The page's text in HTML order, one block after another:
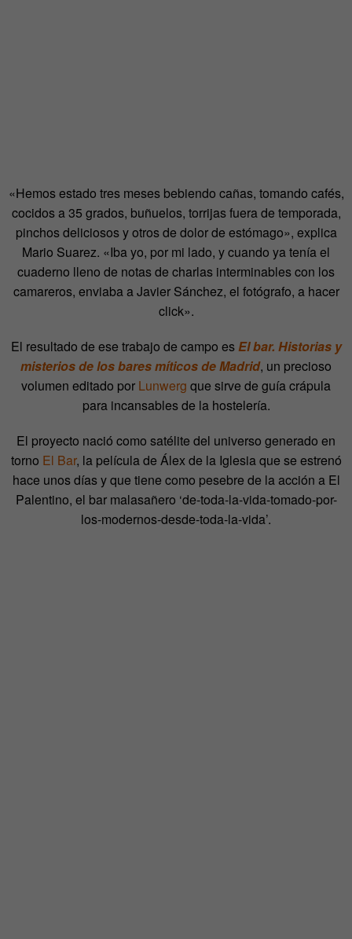
«Hemos estado tres meses bebiendo cañas, tomando cafés,
cocidos a 35 grados, buñuelos, torrijas fuera de temporada,
pinchos deliciosos y otros de dolor de estómago», explica
Mario Suarez. «Iba yo, por mi lado, y cuando ya tenía el
cuaderno lleno de notas de charlas interminables con los
camareros, enviaba a Javier Sánchez, el fotógrafo, a hacer
click».
El resultado de ese trabajo de campo esEl bar. Historias y
misterios de los bares míticos de Madrid, un precioso
volumen editado por Lunwerg que sirve de guía crápula
para incansables de la hostelería.
El proyecto nació como satélite del universo generado en
torno El Bar, la película de Álex de la Iglesia que se estrenó
hace unos días y que tiene como pesebre de la acción a El
Palentino, el bar malasañero ‘de-toda-la-vida-tomado-por-
los-modernos-desde-toda-la-vida’.